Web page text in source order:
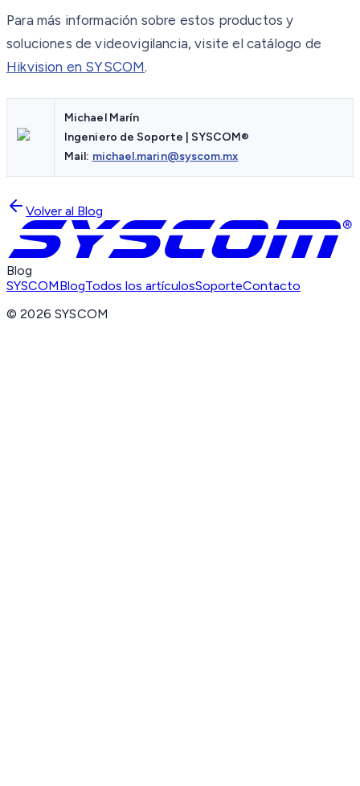
Para más información sobre estos productos y
soluciones de videovigilancia, visite el catálogo de
Hikvision en SYSCOM.
Michael Marín
Ingeniero de Soporte | SYSCOM®
Mail: michael.marin@syscom.mx
Volver al Blog
Blog
SYSCOMBlogTodos los artículosSoporteContacto
©2026 SYSCOM